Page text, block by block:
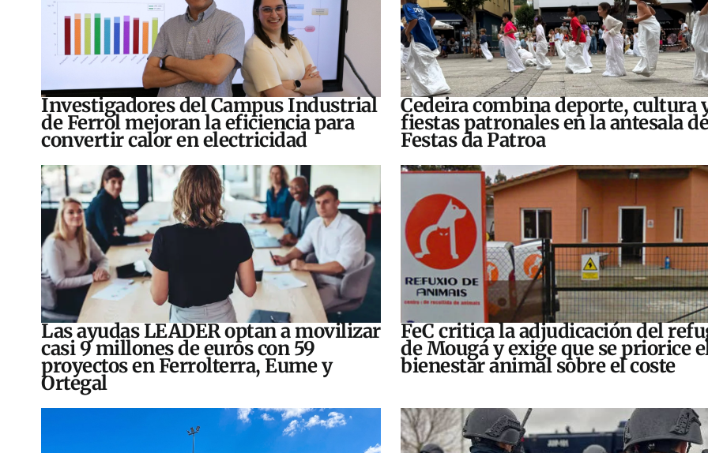
Investigadores del Campus Industrial
de Ferrol mejoran la eficiencia para
convertir calor en electricidad
Cedeira combina deporte, cultura
fiestas patronales en la antesala
Festas da Patroa
Las ayudas LEADER optan a movilizar
casi 9 millones de euros con 59
proyectos en Ferrolterra, Eume y
Ortegal
FeC critica la adjudicación del
de Mougá y exige que se priorice
bienestar animal sobre el coste